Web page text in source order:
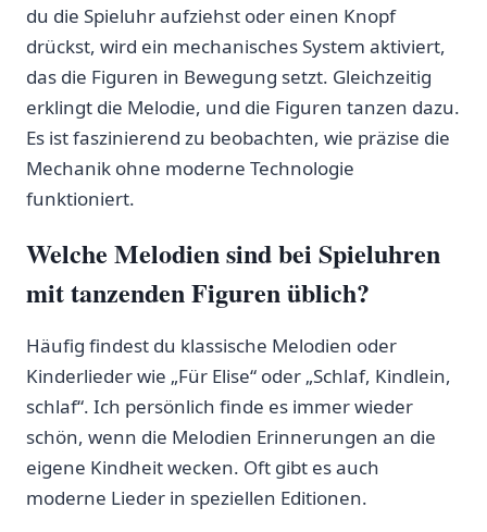
du die Spieluhr aufziehst oder einen ⁢Knopf​
drückst, wird ein ⁣mechanisches System aktiviert,
das die Figuren in ‌Bewegung setzt. Gleichzeitig
erklingt⁤ die Melodie, und die Figuren tanzen dazu.
Es ist faszinierend ​zu beobachten, wie präzise die‌
Mechanik ohne moderne Technologie
funktioniert.
Welche Melodien⁤ sind⁢ bei Spieluhren
mit tanzenden Figuren⁣ üblich?
Häufig findest du klassische Melodien oder ​
Kinderlieder wie ​„Für Elise“⁤ oder „Schlaf, Kindlein,
schlaf“. Ich persönlich finde es immer wieder
schön, wenn die ​Melodien Erinnerungen ⁤an‍ die
⁢eigene Kindheit ⁣wecken. Oft gibt es⁢ auch​
moderne Lieder in⁣ speziellen Editionen.